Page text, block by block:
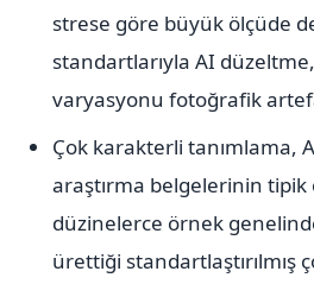
strese göre büyük ölçüde
standartlarıyla AI
varyasyonu fotoğrafik
Çok karakterli tanımlama,
araştırma belgelerinin
düzinelerce örnek
ürettiği standartlaştırılmış